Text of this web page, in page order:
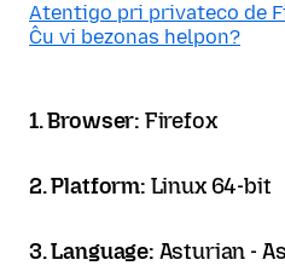
Atentigo pri privateco de
Ĉu vi bezonas helpon?
1. Browser: Firefox
2. Platform: Linux 64-bit
3. Language: Asturian -